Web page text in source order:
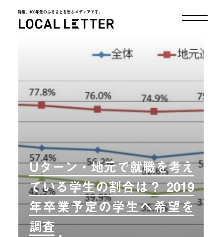
前略、100年先のふるさとを思ふメディアです。
Uターン・地元で就職を考え
ている学生の割合は？ 2019
年卒業予定の学生へ希望を
調査